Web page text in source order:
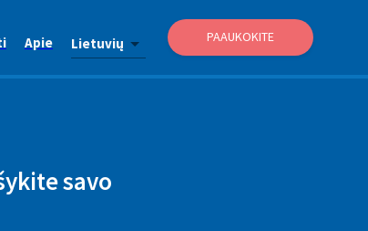
Apie Lietuvių PAAUKOKITE
savo